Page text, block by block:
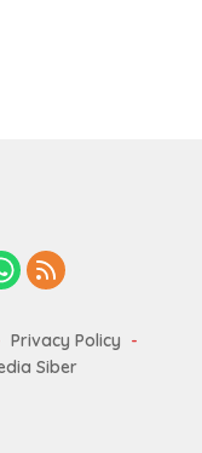
Privacy Policy
Siber